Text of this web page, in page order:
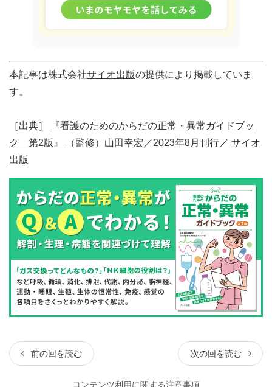
本記事は株式会社サイオ出版の提供により掲載していま
す。
［出典］
『看護のためのからだの正常・異常ガイドブッ
ク 第2版』
（監修）山田幸宏／2023年8月刊行／ サイオ
出版
前の回を読む 次の回を読む
コンテンツ利用に関する注意事項